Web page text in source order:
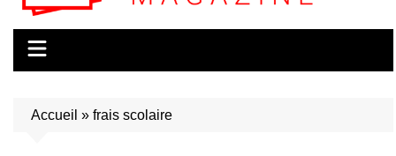
Accueil » frais scolaire